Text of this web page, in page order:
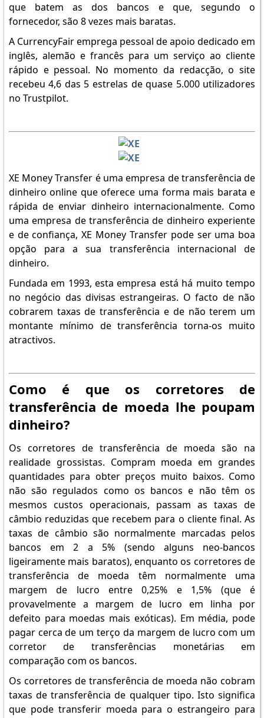
que batem as dos bancos e que, segundo o
fornecedor, são 8 vezes mais baratas.
A CurrencyFair emprega pessoal de apoio dedicado em
inglês, alemão e francês para um serviço ao cliente
rápido e pessoal. No momento da redacção, o site
recebeu 4,6 das 5 estrelas de quase 5.000 utilizadores
no Trustpilot.
XE Money Transfer é uma empresa de transferência de
dinheiro online que oferece uma forma mais barata e
rápida de enviar dinheiro internacionalmente. Como
uma empresa de transferência de dinheiro experiente
e de confiança, XE Money Transfer pode ser uma boa
opção para a sua transferência internacional de
dinheiro.
Fundada em 1993, esta empresa está há muito tempo
no negócio das divisas estrangeiras. O facto de não
cobrarem taxas de transferência e de não terem um
montante mínimo de transferência torna-os muito
atractivos.
Como é que os corretores de
transferência de moeda lhe poupam
dinheiro?
Os corretores de transferência de moeda são na
realidade grossistas. Compram moeda em grandes
quantidades para obter preços muito baixos. Como
não são regulados como os bancos e não têm os
mesmos custos operacionais, passam as taxas de
câmbio reduzidas que recebem para o cliente final. As
taxas de câmbio são normalmente marcadas pelos
bancos em 2 a 5% (sendo alguns neo-bancos
ligeiramente mais baratos), enquanto os corretores de
transferência de moeda têm normalmente uma
margem de lucro entre 0,25% e 1,5% (que é
provavelmente a margem de lucro em linha por
defeito para moedas mais exóticas). Em média, pode
pagar cerca de um terço da margem de lucro com um
corretor de transferências monetárias em
comparação com os bancos.
Os corretores de transferência de moeda não cobram
taxas de transferência de qualquer tipo. Isto significa
que pode transferir moeda para o estrangeiro para